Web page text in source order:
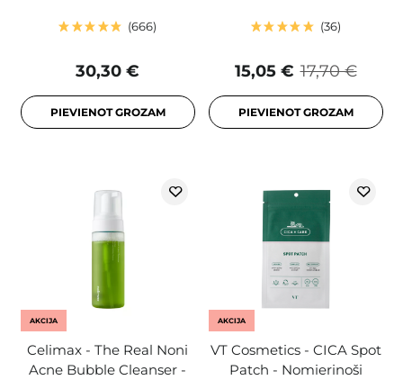
666
30,30 €
PIEVIENOT GROZAM
36
17,70 €
15,05 €
PIEVIENOT GROZAM
AKCIJA
Celimax - The Real Noni
Acne Bubble Cleanser -
AKCIJA
VT Cosmetics - CICA Spot
Patch - Nomierinoši